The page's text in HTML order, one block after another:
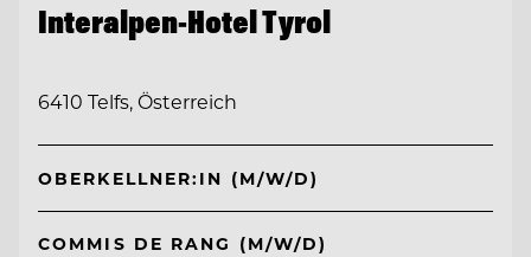
Interalpen-Hotel Tyrol
6410 Telfs, Österreich
OBERKELLNER:IN (M/W/D)
COMMIS DE RANG (M/W/D)